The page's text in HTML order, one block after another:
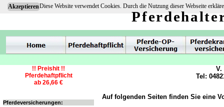
AkzeptierenDiese Website verwendet Cookies. Durch die Nutzung dieser Webseite
Auf folgenden Seiten finden Sie eine
V.
Tel:
!! Preishit !!
Pferdehaftpflicht
ab 26,66 €
Pferdeversicherungen: